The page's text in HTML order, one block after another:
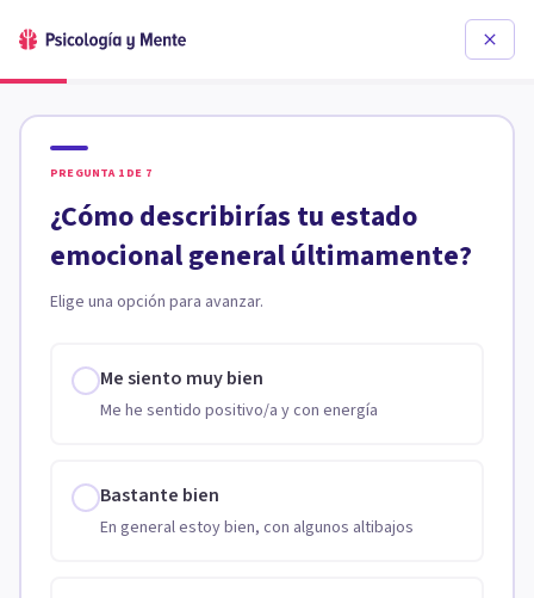
PREGUNTA 1 DE 7
¿Cómo describirías tu estado
emocional general últimamente?
Elige una opción para avanzar.
Me siento muy bien
Me he sentido positivo/a y con energía
Bastante bien
En general estoy bien, con algunos altibajos